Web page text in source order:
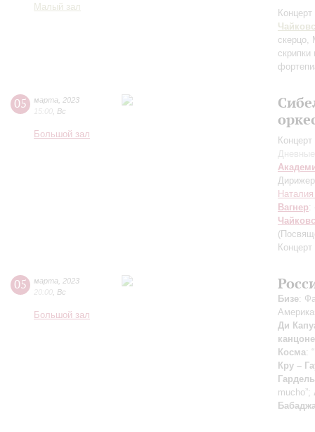
Малый зал
скерцо,
05 марта
2023
15:00 Вс
Большой зал
Вагнер:
05 марта
2023
20:00 Вс
Большой зал
Бизе:
Ди
Косма:
Кру –
Гардель
mucho”;